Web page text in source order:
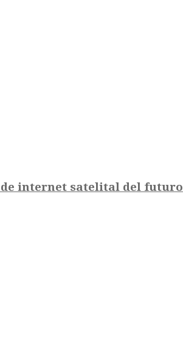
internet satelital del futuro